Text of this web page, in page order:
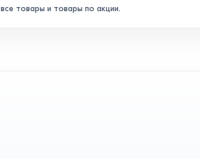
все товары и товары по акции.